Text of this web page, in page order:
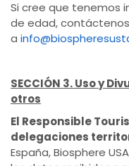
Si cree que tenemos
de edad,
a
SECCIÓN 3. Uso y
otros
El Responsible
delegaciones
España, Biosphere